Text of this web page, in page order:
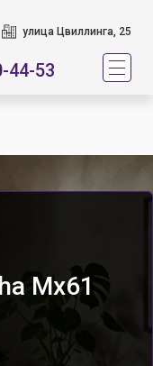
улица Цвиллинга, 25
44-53
Mx61